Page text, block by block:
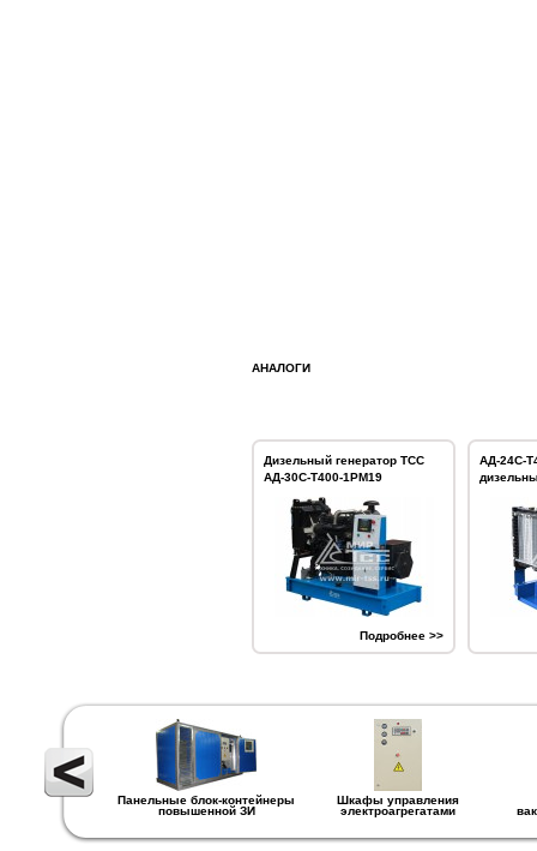
АНАЛОГИ
Дизельный генератор ТСС
АД-30С-Т400-1РМ19
Подробнее >>
АД-24С-
Панельные блок-контейнеры
повышенной ЗИ
Шкафы управления
электроагрегатами